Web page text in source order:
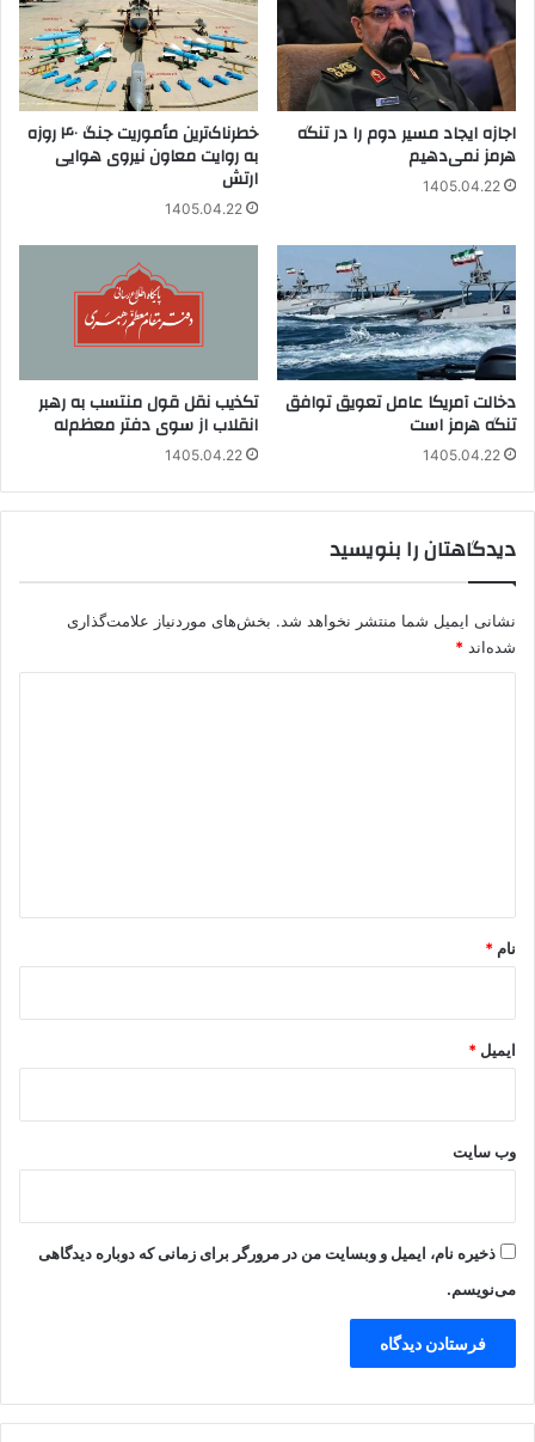
اجازه ایجاد مسیر دوم را در تنگه
هرمز نمی‌دهیم
1405.04.22
خطرناک‌ترین مأموریت جنگ ۴۰ روزه
به روایت معاون نیروی هوایی
ارتش
1405.04.22
دخالت آمریکا عامل تعویق توافق
تنگه هرمز است
1405.04.22
تکذیب نقل قول منتسب به رهبر
انقلاب از سوی دفتر معظم‌له
1405.04.22
دیدگاهتان را بنویسید
نشانی ایمیل شما منتشر نخواهد شد. بخش‌های موردنیاز علامت‌گذاری
شده‌اند *
نام *
ایمیل *
وب‌ سایت
ذخیره نام، ایمیل و وبسایت من در مرورگر برای زمانی که دوباره دیدگاهی
می‌نویسم.